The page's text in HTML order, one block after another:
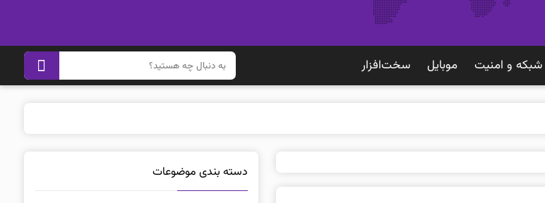
شبكه و امنيت موبايل سخت‌افزار
دسته بندی موضوعات